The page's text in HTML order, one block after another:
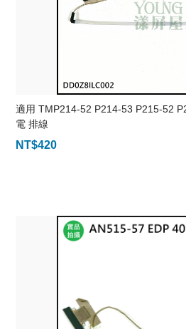
適用 TMP214-52 P214-53 P215-52
電 排線
NT$420